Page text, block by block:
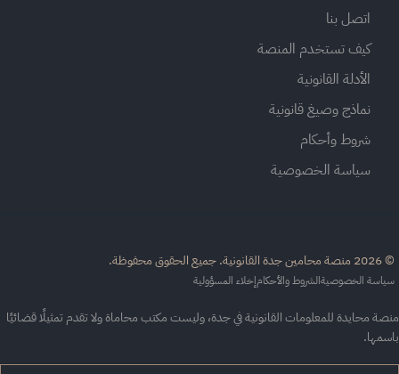
اتصل بنا
كيف تستخدم المنصة
الأدلة القانونية
نماذج وصيغ قانونية
شروط وأحكام
سياسة الخصوصية
الحقوق محفوظة.
الخصوصيةالشروط والأحكامإخلاء المسؤولية
محايدة للمعلومات القانونية في جدة، وليست مكتب محاماة ولا تقدم تمثيلًا قضائيًا